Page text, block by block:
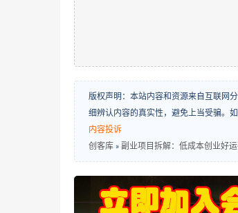
版权声明：本站内容和资源来自互联网
细辨认内容的真实性，避免上当受骗。
内容投诉
创客库 » 副业项目拆解：低成本创业好